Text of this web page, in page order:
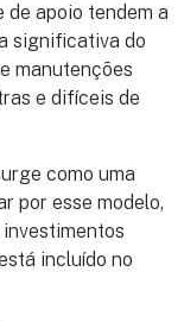
de apoio tendem a
significativa do
manutenções
e difíceis de
como uma
por esse modelo,
incluído no